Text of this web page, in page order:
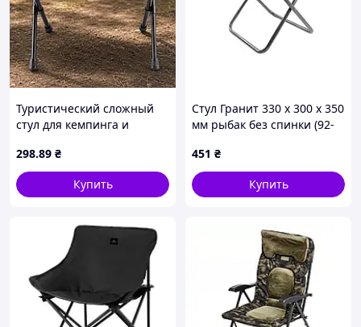
Туристический сложный
стул для кемпинга и
Черный / Портативный
стул для рыбалки /
Табуретка для
298.89 ₴
Купить
Стул Гранит 330 x 300 x 350
мм рыбак без спинки (92-
451 ₴
Купить